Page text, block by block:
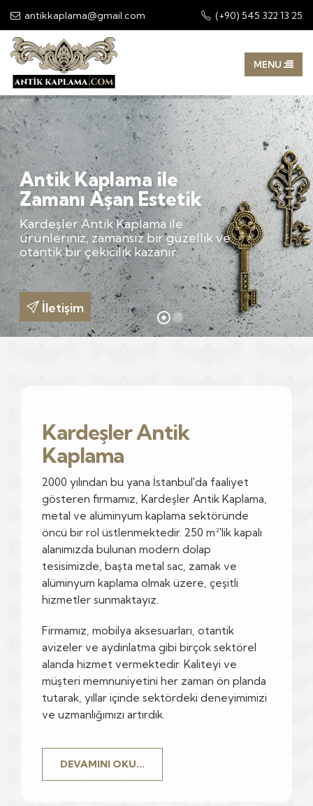
antikkaplama@gmail.com (+90) 545 322 13 25
Antik Kaplama ile
Zamanı Aşan Estetik
Kardeşler Antik Kaplama ile
ürünleriniz, zamansız bir güzellik ve
otantik bir çekicilik kazanır.
İletişim
Kardeşler Antik
Kaplama
2000 yılından bu yana İstanbul'da faaliyet
gösteren firmamız, Kardeşler Antik Kaplama,
metal ve alüminyum kaplama sektöründe
öncü bir rol üstlenmektedir. 250 m²'lik kapalı
alanımızda bulunan modern dolap
tesisimizde, başta metal sac, zamak ve
alüminyum kaplama olmak üzere, çeşitli
hizmetler sunmaktayız.
Firmamız, mobilya aksesuarları, otantik
avizeler ve aydınlatma gibi birçok sektörel
alanda hizmet vermektedir. Kaliteyi ve
müşteri memnuniyetini her zaman ön planda
tutarak, yıllar içinde sektördeki deneyimimizi
ve uzmanlığımızı artırdık.
DEVAMINI OKU...